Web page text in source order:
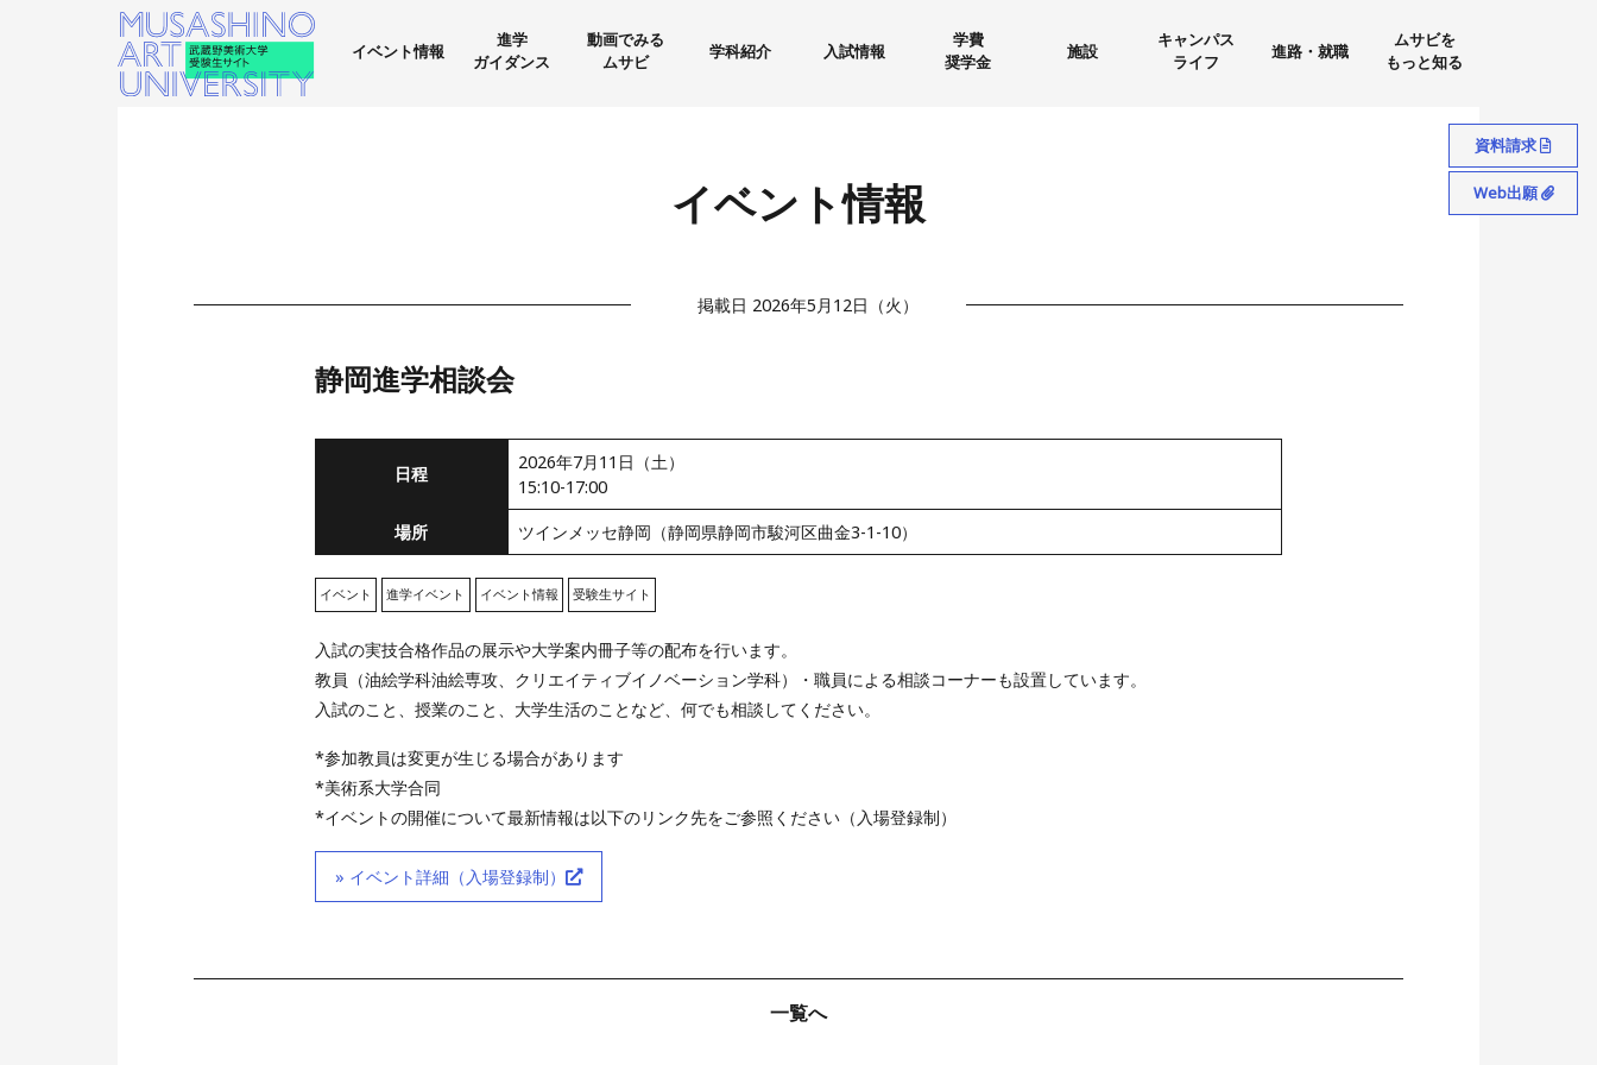
イベント情報
進学
ガイダンス
動画でみる
ムサビ
学科紹介 入試情報
学費
奨学金
施設
キャンパス
ライフ
進路・就職
ムサビを
もっと知る
資料請求
Web出願
イベント情報
掲載日 2026年5月12日（火）
静岡進学相談会
日程
2026年7月11日（土）
15:10-17:00
場所
ツインメッセ静岡（静岡県静岡市駿河区曲金3-1-10）
イベント 進学イベント イベント情報 受験生サイト
入試の実技合格作品の展示や大学案内冊子等の配布を行います。
教員（油絵学科油絵専攻、クリエイティブイノベーション学科）・職員による相談コーナーも設置しています。
入試のこと、授業のこと、大学生活のことなど、何でも相談してください。
*参加教員は変更が生じる場合があります
*美術系大学合同
*イベントの開催について最新情報は以下のリンク先をご参照ください（入場登録制）
イベント詳細（入場登録制）
一覧へ